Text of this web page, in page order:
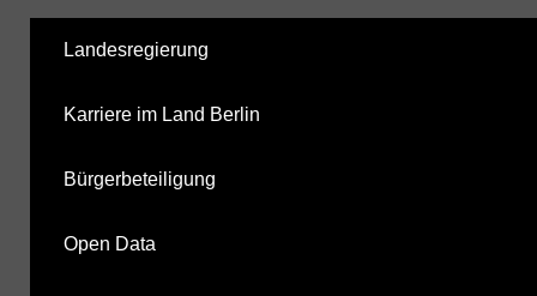
Landesregierung
Karriere im Land Berlin
Bürgerbeteiligung
Open Data